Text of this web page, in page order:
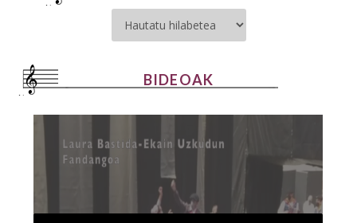
BIDEOAK